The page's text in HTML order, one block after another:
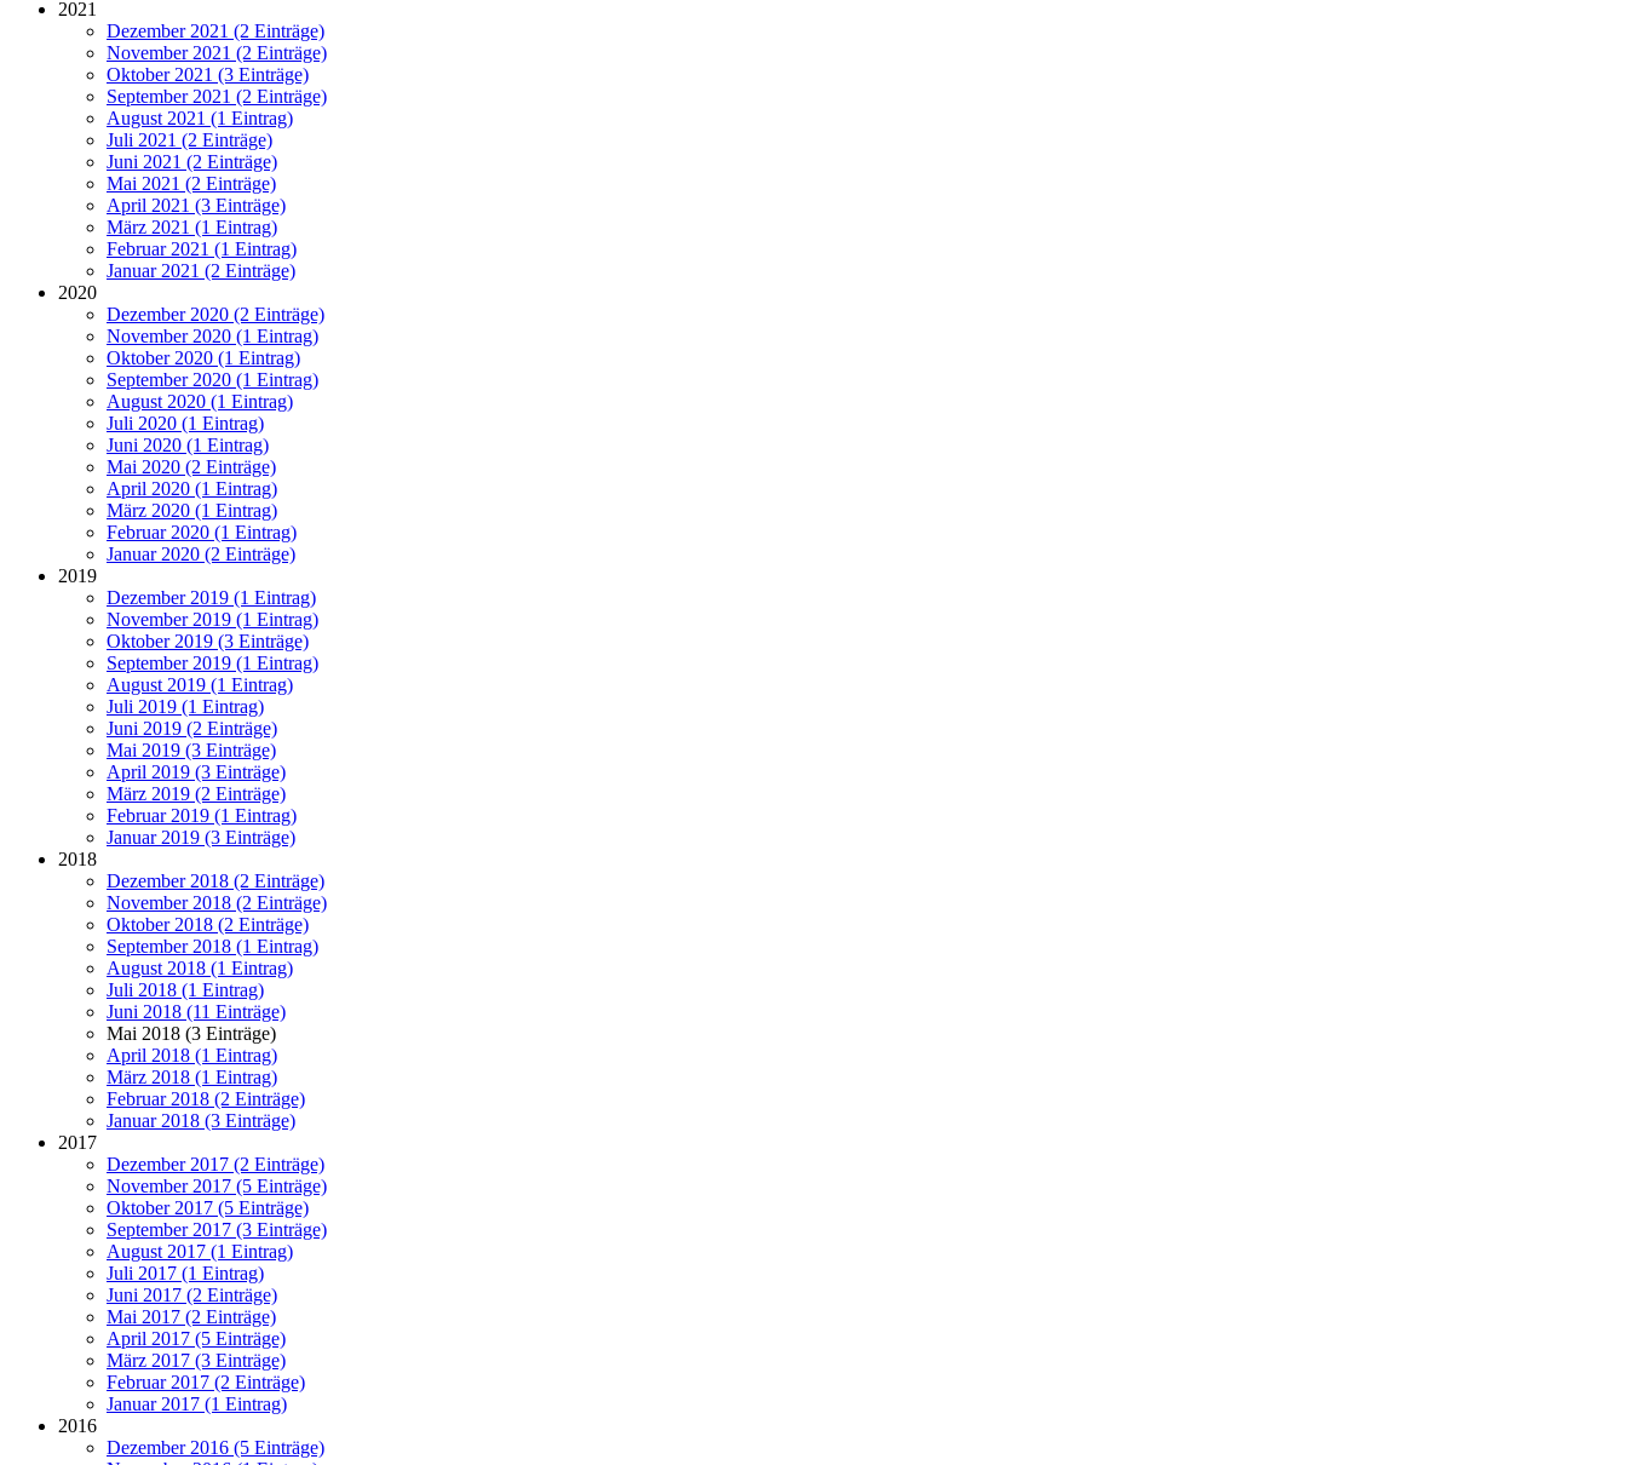
2021
Dezember 2021 (2 Einträge)
November 2021 (2 Einträge)
Oktober 2021 (3 Einträge)
September 2021 (2 Einträge)
August 2021 (1 Eintrag)
Juli 2021 (2 Einträge)
Juni 2021 (2 Einträge)
Mai 2021 (2 Einträge)
April 2021 (3 Einträge)
März 2021 (1 Eintrag)
Februar 2021 (1 Eintrag)
Januar 2021 (2 Einträge)
2020
Dezember 2020 (2 Einträge)
November 2020 (1 Eintrag)
Oktober 2020 (1 Eintrag)
September 2020 (1 Eintrag)
August 2020 (1 Eintrag)
Juli 2020 (1 Eintrag)
Juni 2020 (1 Eintrag)
Mai 2020 (2 Einträge)
April 2020 (1 Eintrag)
März 2020 (1 Eintrag)
Februar 2020 (1 Eintrag)
Januar 2020 (2 Einträge)
2019
Dezember 2019 (1 Eintrag)
November 2019 (1 Eintrag)
Oktober 2019 (3 Einträge)
September 2019 (1 Eintrag)
August 2019 (1 Eintrag)
Juli 2019 (1 Eintrag)
Juni 2019 (2 Einträge)
Mai 2019 (3 Einträge)
April 2019 (3 Einträge)
März 2019 (2 Einträge)
Februar 2019 (1 Eintrag)
Januar 2019 (3 Einträge)
2018
Dezember 2018 (2 Einträge)
November 2018 (2 Einträge)
Oktober 2018 (2 Einträge)
September 2018 (1 Eintrag)
August 2018 (1 Eintrag)
Juli 2018 (1 Eintrag)
Juni 2018 (11 Einträge)
Mai 2018 (3 Einträge)
April 2018 (1 Eintrag)
März 2018 (1 Eintrag)
Februar 2018 (2 Einträge)
Januar 2018 (3 Einträge)
2017
Dezember 2017 (2 Einträge)
November 2017 (5 Einträge)
Oktober 2017 (5 Einträge)
September 2017 (3 Einträge)
August 2017 (1 Eintrag)
Juli 2017 (1 Eintrag)
Juni 2017 (2 Einträge)
Mai 2017 (2 Einträge)
April 2017 (5 Einträge)
März 2017 (3 Einträge)
Februar 2017 (2 Einträge)
Januar 2017 (1 Eintrag)
2016
Dezember 2016 (5 Einträge)